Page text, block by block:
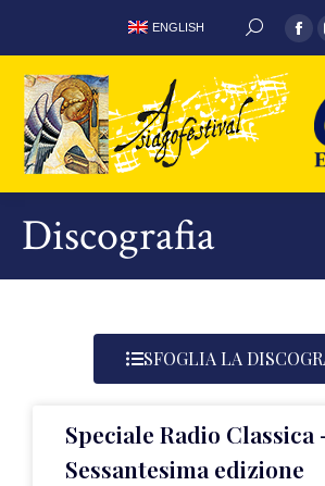
ENGLISH
Discografia
SFOGLIA LA
Speciale Radio Classica
Sessantesima edizione